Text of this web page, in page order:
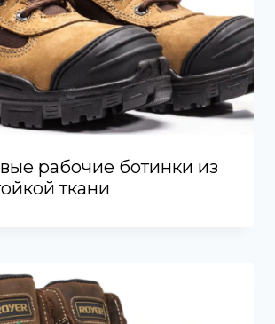
рабочие ботинки из
ткани